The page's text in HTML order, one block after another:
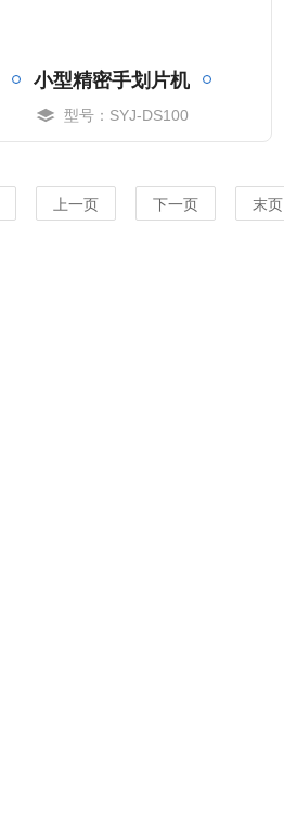
小型精密手划片机
型号：SYJ-DS100
上一页 下一页 末页